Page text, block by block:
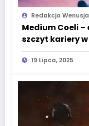
Redakcja
Medium Coeli –
szczyt kariery
19 Lipca, 2025